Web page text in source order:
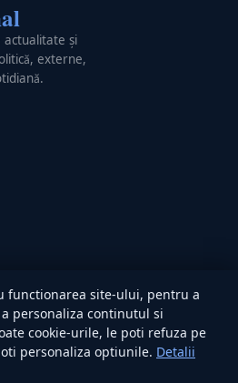
actualitate și
externe,
functionarea site-ului, pentru a
personaliza continutul si
cookie-urile, le poti refuza pe
personaliza optiunile. Detalii